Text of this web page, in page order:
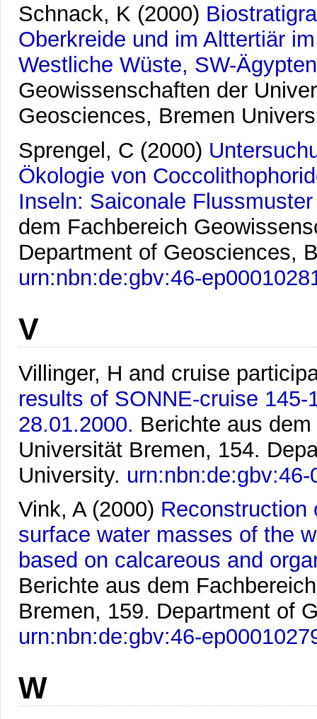
Schnack, K (2000)
Oberkreide und im Alttertiär
Westliche Wüste, SW-
Geowissenschaften der
Geosciences, Bremen
Sprengel, C (2000)
Ökologie von
Inseln: Saiconale
dem Fachbereich
Department of Geosciences,
urn:nbn:de:gbv:46-
V
Villinger, H and cruise
results of SONNE-cruise
28.01.2000. Berichte aus
Universität Bremen, 154.
University.
Vink, A (2000) Reconstruction
surface water masses of the
based on calcareous and
Berichte aus dem
Bremen, 159. Department of
urn:nbn:de:gbv:46-
W